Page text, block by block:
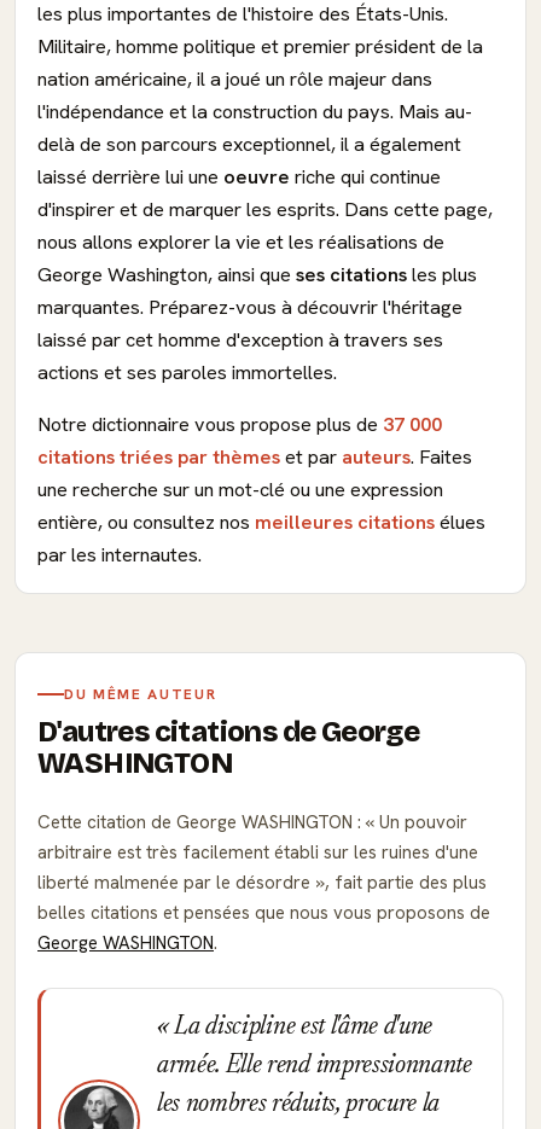
les plus importantes de l'histoire des États-Unis.
Militaire, homme politique et premier président de la
nation américaine, il a joué un rôle majeur dans
l'indépendance et la construction du pays. Mais au-
delà de son parcours exceptionnel, il a également
laissé derrière lui une oeuvre riche qui continue
d'inspirer et de marquer les esprits. Dans cette page,
nous allons explorer la vie et les réalisations de
George Washington, ainsi que ses citationsles plus
marquantes. Préparez-vous à découvrir l'héritage
laissé par cet homme d'exception à travers ses
actions et ses paroles immortelles.
Notre dictionnaire vous propose plus de 37 000
citations triées par thèmeset par auteurs. Faites
une recherche sur un mot-clé ou une expression
entière, ou consultez nos meilleures citationsélues
par les internautes.
DU MÊME AUTEUR
D'autres citations de George
WASHINGTON
Cette citation de George WASHINGTON :
Un pouvoir
arbitraire est très facilement établi sur les ruines d'une
liberté malmenée par le désordre
, fait partie des plus
belles citations et pensées que nous vous proposons de
George WASHINGTON.
La discipline est l'âme d'une
armée. Elle rend impressionnante
les nombres réduits, procure la